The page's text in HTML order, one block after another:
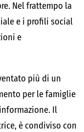
Nel frattempo la
e i profili social
e
più di un
per le famiglie
Il
è condiviso con